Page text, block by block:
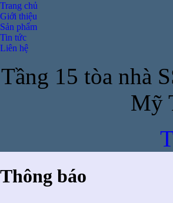
Trang chủ
Giới thiệu
Sản phẩm
Tin tức
Liên hệ
Tầng 15 tòa nhà
Mỹ
Thông báo